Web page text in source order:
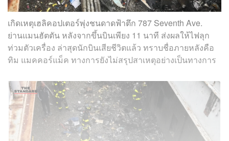
เกิดเหตุเฮลิคอปเตอร์พุ่งชนดาดฟ้าตึก 787 Seventh Ave.
ย่านแมนฮัตตัน หลังจากขึ้นบินเพียง 11 นาที ส่งผลให้ไฟลุก
ท่วมตัวเครื่อง ล่าสุดนักบินเสียชีวิตแล้ว ทราบชื่อภายหลังคือ
ทิม แมคคอร์แม็ค ทางการยังไม่สรุปสาเหตุอย่างเป็นทางการ